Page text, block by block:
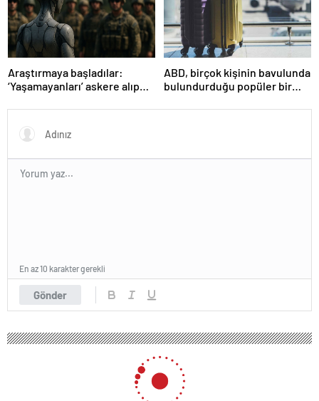
Araştırmaya başladılar:
‘Yaşamayanları’ askere alıp
ABD, birçok kişinin bavulunda
bulundurduğu popüler bir
Gönder
En az 10 karakter gerekli